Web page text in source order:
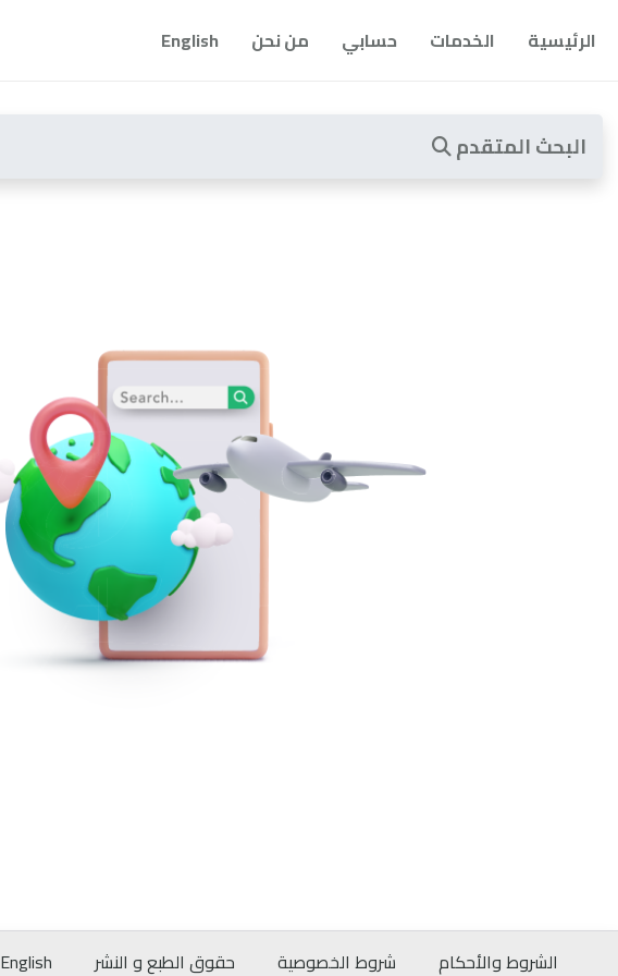
الرئيسية الخدمات حسابي من نحن English
البحث المتقدم
الشروط والأحكام شروط الخصوصية حقوق الطبع و النشر
English